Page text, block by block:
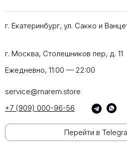
+7 (909) 000-96-56
service@marem.store
Ежедневно, 11:00 — 22:00
г. Екатеринбург, ул. Сакко и
г. Москва, Столешников пер, д. 11
Перейти в